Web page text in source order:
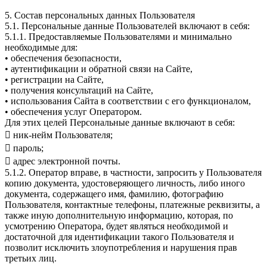
5. Состав персональных данных Пользователя
5.1. Персональные данные Пользователей включают в себя:
5.1.1. Предоставляемые Пользователями и минимально
необходимые для:
• обеспечения безопасности,
• аутентификации и обратной связи на Сайте,
• регистрации на Сайте,
• получения консультаций на Сайте,
• использования Сайта в соответствии с его функционалом,
• обеспечения услуг Оператором.
Для этих целей Персональные данные включают в себя:
 ник-нейм Пользователя;
 пароль;
 адрес электронной почты.
5.1.2. Оператор вправе, в частности, запросить у Пользователя
копию документа, удостоверяющего личность, либо иного
документа, содержащего имя, фамилию, фотографию
Пользователя, контактные телефоны, платежные реквизиты, а
также иную дополнительную информацию, которая, по
усмотрению Оператора, будет являться необходимой и
достаточной для идентификации такого Пользователя и
позволит исключить злоупотребления и нарушения прав
третьих лиц.